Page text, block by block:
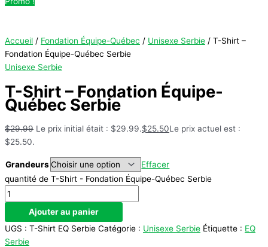
Accueil / Fondation Équipe-Québec / Unisexe Serbie / T-Shirt –
Fondation Équipe-Québec Serbie
Unisexe Serbie
T-Shirt – Fondation Équipe-
Québec Serbie
$29.99 Le prix initial était : $29.99.$25.50Le prix actuel est :
$25.50.
Grandeurs
Effacer
quantité de T-Shirt - Fondation Équipe-Québec Serbie
Ajouter au panier
UGS : T-Shirt EQ Serbie Catégorie : Unisexe Serbie Étiquette : EQ
Serbie